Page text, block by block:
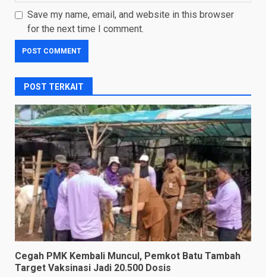
Save my name, email, and website in this browser
for the next time I comment.
POST TERKAIT
Cegah PMK Kembali Muncul, Pemkot Batu Tambah
Target Vaksinasi Jadi 20.500 Dosis